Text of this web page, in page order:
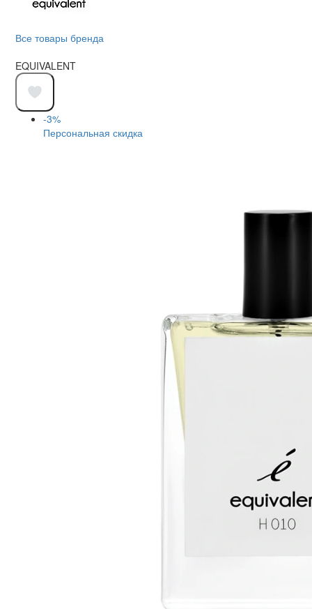
Все товары бренда
EQUIVALENT
-3%
Персональная скидка